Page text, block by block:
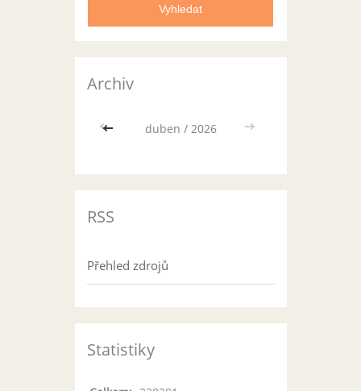
Archiv
<< duben / 2026 >>
RSS
Přehled zdrojů
Statistiky